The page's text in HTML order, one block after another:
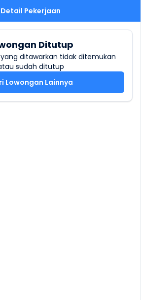
Detail Pekerjaan
Ditutup
ditawarkan tidak ditemukan
sudah ditutup
Lowongan Lainnya